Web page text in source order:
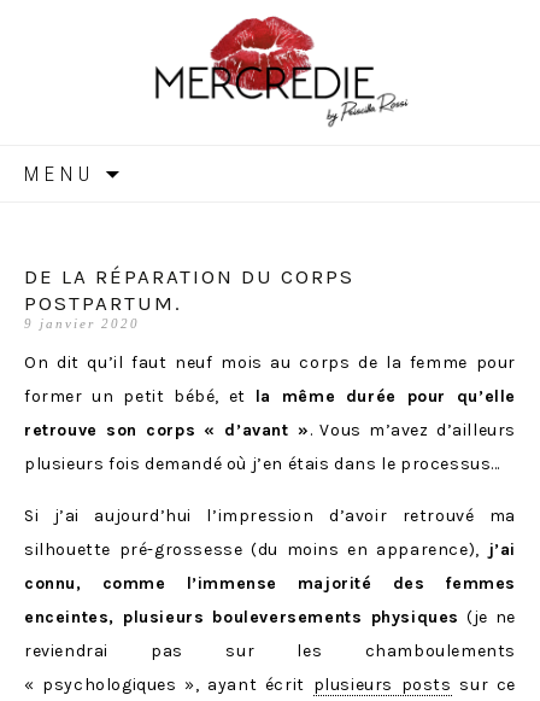
MERCREDIE
MENU
DE LA RÉPARATION DU CORPS
POSTPARTUM.
9 janvier 2020
On dit qu’il faut neuf mois au corps de la femme pour
former un petit bébé, et la même durée pour qu’elle
retrouve son corps « d’avant ». Vous m’avez d’ailleurs
plusieurs fois demandé où j’en étais dans le processus…
Si j’ai aujourd’hui l’impression d’avoir retrouvé ma
silhouette pré-grossesse (du moins en apparence), j’ai
connu, comme l’immense majorité des femmes
enceintes, plusieurs bouleversements physiques (je ne
reviendrai pas sur les chamboulements
« psychologiques », ayant écrit plusieurs posts sur ce